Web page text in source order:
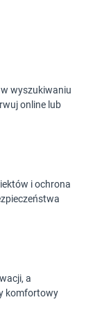
wyszukiwaniu
online lub
i ochrona
a
komfortowy